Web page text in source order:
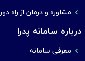
مشاوره و درمان از راه دور
درباره سامانه پدرا
معرفی سامانه